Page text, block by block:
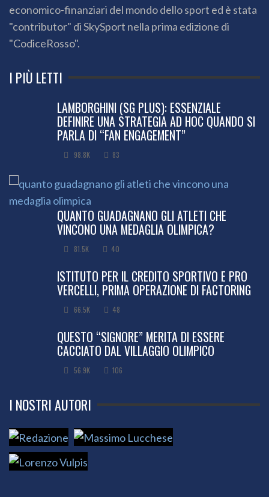
economico-finanziari del mondo dello sport ed è stata
"contributor" di SkySport nella prima edizione di
"CodiceRosso".
I PIÙ LETTI
LAMBORGHINI (SG PLUS): ESSENZIALE
DEFINIRE UNA STRATEGIA AD HOC QUANDO SI
PARLA DI “FAN ENGAGEMENT”
98.8K 83
QUANTO GUADAGNANO GLI ATLETI CHE
VINCONO UNA MEDAGLIA OLIMPICA?
81.5K 40
ISTITUTO PER IL CREDITO SPORTIVO E PRO
VERCELLI, PRIMA OPERAZIONE DI FACTORING
66.5K 48
QUESTO “SIGNORE” MERITA DI ESSERE
CACCIATO DAL VILLAGGIO OLIMPICO
56.9K 106
I NOSTRI AUTORI